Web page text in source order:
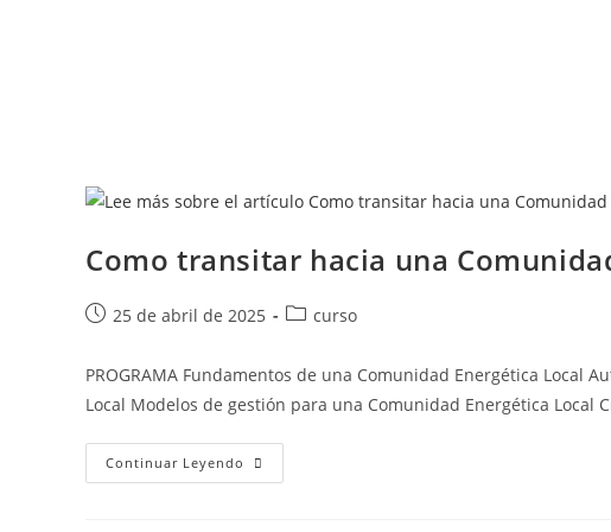
Como transitar hacia una
25 de abril de 2025 curso
PROGRAMA Fundamentos de una Comunidad Energética Local
Local Modelos de gestión para una Comunidad Energética Local
Continuar Leyendo